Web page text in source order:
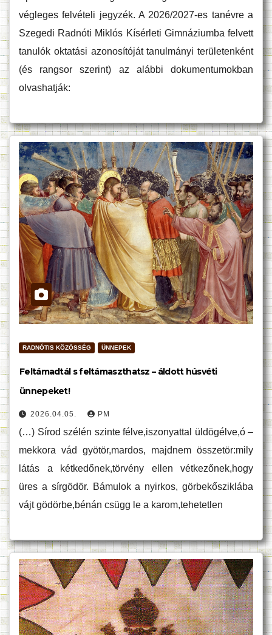
végleges felvételi jegyzék. A 2026/2027-es tanévre a
Szegedi Radnóti Miklós Kísérleti Gimnáziumba felvett
tanulók oktatási azonosítóját tanulmányi területenként
(és rangsor szerint) az alábbi dokumentumokban
olvashatják:
RADNÓTIS KÖZÖSSÉG ÜNNEPEK
Feltámadtál s feltámaszthatsz – áldott húsvéti
ünnepeket!
2026.04.05. PM
(…) Sírod szélén szinte félve,iszonyattal üldögélve,ó –
mekkora vád gyötör,mardos, majdnem összetör:mily
látás a kétkedőnek,törvény ellen vétkezőnek,hogy
üres a sírgödör. Bámulok a nyirkos, görbekősziklába
vájt gödörbe,bénán csügg le a karom,tehetetlen